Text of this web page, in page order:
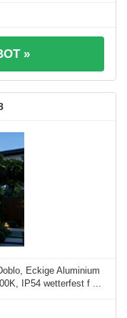
»
Eckige Aluminium
IP54 wetterfest f ...